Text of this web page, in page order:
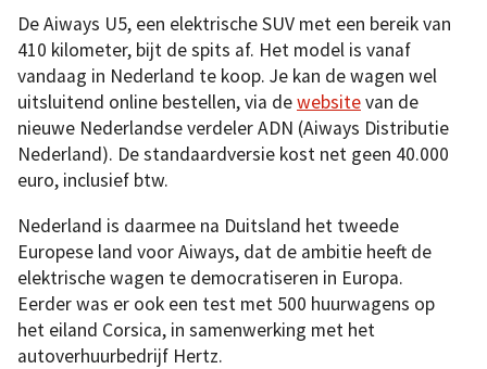
De Aiways U5, een elektrische SUV met een bereik van
410 kilometer, bijt de spits af. Het model is vanaf
vandaag in Nederland te koop. Je kan de wagen wel
uitsluitend online bestellen, via dewebsitevan de
nieuwe Nederlandse verdeler ADN (Aiways Distributie
Nederland). De standaardversie kost net geen 40.000
euro, inclusief btw.
Nederland is daarmee na Duitsland het tweede
Europese land voor Aiways, dat de ambitie heeft de
elektrische wagen te democratiseren in Europa.
Eerder was er ook een test met 500 huurwagens op
het eiland Corsica, in samenwerking met het
autoverhuurbedrijf Hertz.